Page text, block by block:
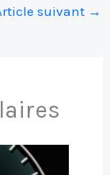
suivant →